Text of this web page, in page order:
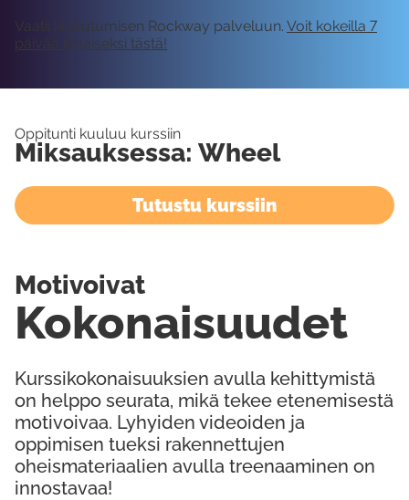
Vaatii kirjautumisen Rockway palveluun. Voit kokeilla 7
päivää ilmaiseksi tästä!
Oppitunti kuuluu kurssiin
Miksauksessa: Wheel
Tutustu kurssiin
Kurssikokonaisuuksien avulla kehittymistä
on helppo seurata, mikä tekee etenemisestä
motivoivaa. Lyhyiden videoiden ja
oppimisen tueksi rakennettujen
oheismateriaalien avulla treenaaminen on
innostavaa!
Kokonaisuudet
Motivoivat